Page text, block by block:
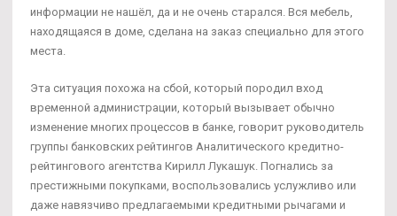
информации не нашёл, да и не очень старался. Вся мебель,
находящаяся в доме, сделана на заказ специально для этого
места.
Эта ситуация похожа на сбой, который породил вход
временной администрации, который вызывает обычно
изменение многих процессов в банке, говорит руководитель
группы банковских рейтингов Аналитического кредитно-
рейтингового агентства Кирилл Лукашук. Погнались за
престижными покупками, воспользовались услужливо или
даже навязчиво предлагаемыми кредитными рычагами и